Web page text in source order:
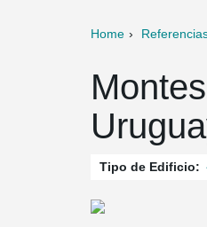
Home
Tipo de Edificio: